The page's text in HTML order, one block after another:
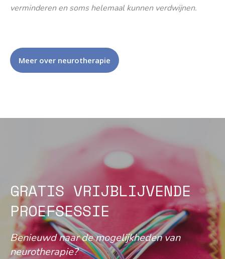
verminderen en soms helemaal kunnen verdwijnen.
Meer over neurotherapie
GRATIS VRIJBLIJVENDE
PROEFSESSIE
Benieuwd naar de mogelijkheden van
neurotherapie?